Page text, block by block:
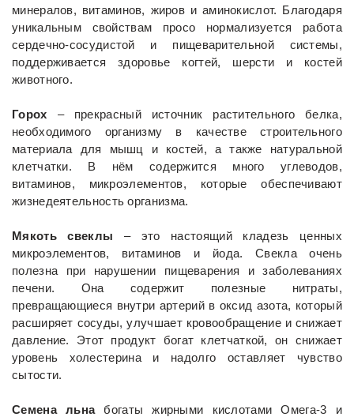
минералов, витаминов, жиров и аминокислот. Благодаря
уникальным свойствам просо нормализуется работа
сердечно-сосудистой и пищеварительной системы,
поддерживается здоровье когтей, шерсти и костей
животного.
Горох – прекрасный источник растительного белка,
необходимого организму в качестве строительного
материала для мышц и костей, а также натуральной
клетчатки. В нём содержится много углеводов,
витаминов, микроэлементов, которые обеспечивают
жизнедеятельность организма.
Мякоть свеклы – это настоящий кладезь ценных
микроэлементов, витаминов и йода. Свекла очень
полезна при нарушении пищеварения и заболеваниях
печени. Она содержит полезные нитраты,
превращающиеся внутри артерий в оксид азота, который
расширяет сосуды, улучшает кровообращение и снижает
давление. Этот продукт богат клетчаткой, он снижает
уровень холестерина и надолго оставляет чувство
сытости.
Семена льнабогаты жирными кислотами Омега-3 и